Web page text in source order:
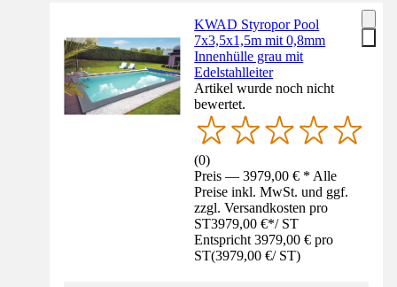
KWAD Styropor Pool
7x3,5x1,5m mit 0,8mm
Innenhülle grau mit
Edelstahlleiter
Artikel wurde noch nicht
bewertet.
(0)
Preis — 3979,00 € * Alle
Preise inkl. MwSt. und ggf.
zzgl. Versandkosten pro
ST3979,00 €*/ ST
Entspricht 3979,00 € pro
ST(3979,00 €/ ST)